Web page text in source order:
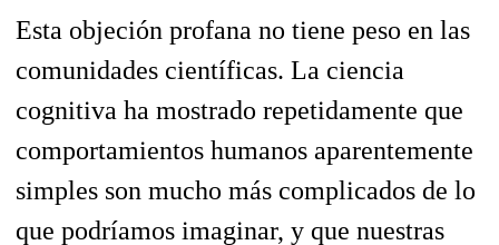
Esta objeción profana no tiene peso en las
comunidades científicas. La ciencia
cognitiva ha mostrado repetidamente que
comportamientos humanos aparentemente
simples son mucho más complicados de lo
que podríamos imaginar, y que nuestras